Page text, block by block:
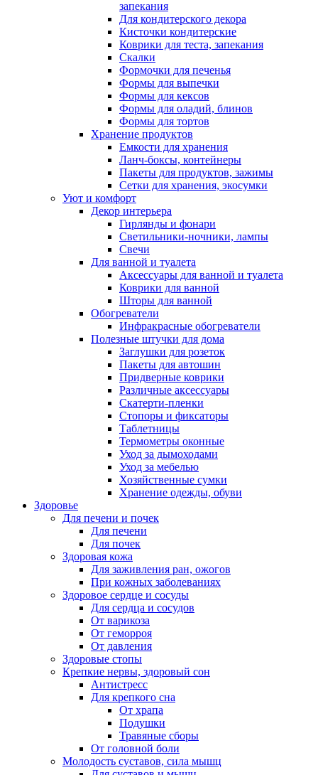
запекания
Для кондитерского декора
Кисточки кондитерские
Коврики для теста, запекания
Скалки
Формочки для печенья
Формы для выпечки
Формы для кексов
Формы для оладий, блинов
Формы для тортов
Хранение продуктов
Емкости для хранения
Ланч-боксы, контейнеры
Пакеты для продуктов, зажимы
Сетки для хранения, экосумки
Уют и комфорт
Декор интерьера
Гирлянды и фонари
Светильники-ночники, лампы
Свечи
Для ванной и туалета
Аксессуары для ванной и туалета
Коврики для ванной
Шторы для ванной
Обогреватели
Инфракрасные обогреватели
Полезные штучки для дома
Заглушки для розеток
Пакеты для автошин
Придверные коврики
Различные аксессуары
Скатерти-пленки
Стопоры и фиксаторы
Таблетницы
Термометры оконные
Уход за дымоходами
Уход за мебелью
Хозяйственные сумки
Хранение одежды, обуви
Здоровье
Для печени и почек
Для печени
Для почек
Здоровая кожа
Для заживления ран, ожогов
При кожных заболеваниях
Здоровое сердце и сосуды
Для сердца и сосудов
От варикоза
От геморроя
От давления
Здоровые стопы
Крепкие нервы, здоровый сон
Антистресс
Для крепкого сна
От храпа
Подушки
Травяные сборы
От головной боли
Молодость суставов, сила мышц